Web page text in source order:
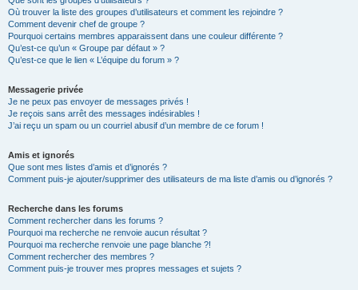
Où trouver la liste des groupes d’utilisateurs et comment les rejoindre ?
Comment devenir chef de groupe ?
Pourquoi certains membres apparaissent dans une couleur différente ?
Qu’est-ce qu’un « Groupe par défaut » ?
Qu’est-ce que le lien « L’équipe du forum » ?
Messagerie privée
Je ne peux pas envoyer de messages privés !
Je reçois sans arrêt des messages indésirables !
J’ai reçu un spam ou un courriel abusif d’un membre de ce forum !
Amis et ignorés
Que sont mes listes d’amis et d’ignorés ?
Comment puis-je ajouter/supprimer des utilisateurs de ma liste d’amis ou d’ignorés ?
Recherche dans les forums
Comment rechercher dans les forums ?
Pourquoi ma recherche ne renvoie aucun résultat ?
Pourquoi ma recherche renvoie une page blanche ?!
Comment rechercher des membres ?
Comment puis-je trouver mes propres messages et sujets ?